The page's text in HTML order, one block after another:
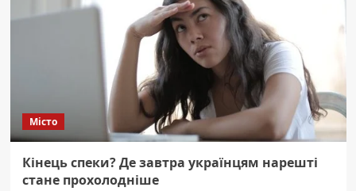
Місто
Кінець спеки? Де завтра українцям нарешті
стане прохолодніше